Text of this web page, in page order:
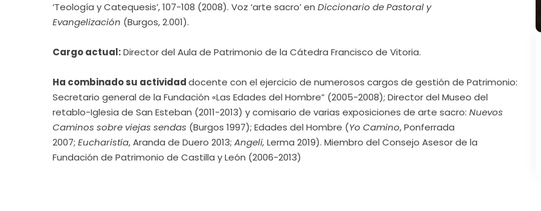
‘Teología y Catequesis’, 107-108 (2008). Voz ‘arte sacro’ en Diccionario de Pastoral y
Evangelización (Burgos, 2.001).
Cargo actual:Director del Aula de Patrimonio de la Cátedra Francisco de Vitoria.
Ha combinado su actividaddocente con el ejercicio de numerosos cargos de gestión de Patrimonio:
Secretario general de la Fundación «Las Edades del Hombre” (2005-2008); Director del Museo del
retablo-Iglesia de San Esteban (2011-2013) y comisario de varias exposiciones de arte sacro: Nuevos
Caminos sobre viejas sendas (Burgos 1997); Edades del Hombre (Yo Camino, Ponferrada
2007; Eucharistía, Aranda de Duero 2013; Angeli, Lerma 2019). Miembro del Consejo Asesor de la
Fundación de Patrimonio de Castilla y León (2006-2013)